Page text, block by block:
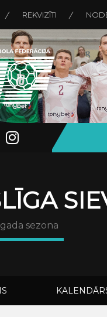
REKVIZĪTI
sezona